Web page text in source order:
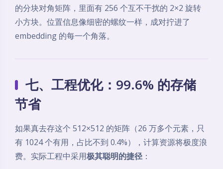
的分块对角矩阵，里面有 256 个互不干扰的 2×2 旋转
小方块。位置信息像细密的螺纹一样，成对拧进了
embedding 的每一个角落。
七、工程优化：99.6% 的存储
节省
如果真去存这个 512×512 的矩阵（26 万多个元素，只
有 1024 个有用，占比不到 0.4%），计算资源将极度浪
费。实际工程中采用极其聪明的捷径：